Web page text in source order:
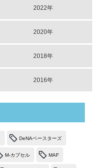
2022年
2020年
2018年
2016年
DeNAベースターズ
M-カプセル MAF